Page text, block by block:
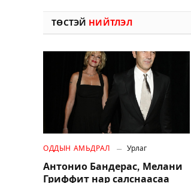
ТӨСТЭЙ НИЙТЛЭЛ
ОДДЫН АМЬДРАЛ Урлаг
Антонио Бандерас, Мелани
Гриффит нар салснаасаа